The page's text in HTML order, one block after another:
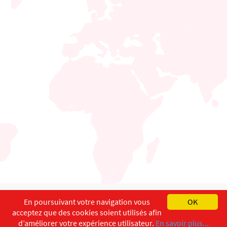
English Français
Copyright ©ISEC-AdW Impressum
OK
En poursuivant votre navigation vous
acceptez que des cookies soient utilisés afin
d’améliorer votre expérience utilisateur. En savoir plus...